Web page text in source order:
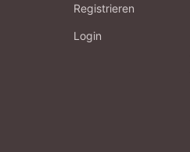
Registrieren
Login